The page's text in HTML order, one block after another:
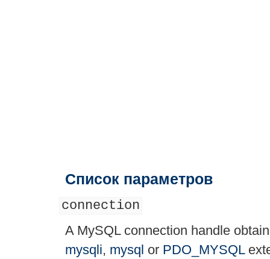
Список параметров
connection
A MySQL connection handle
mysqli, mysql or PDO_MYSQL